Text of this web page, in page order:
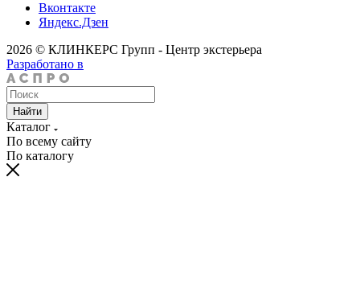
Вконтакте
Яндекс.Дзен
2026 © КЛИНКЕРС Групп - Центр экстерьера
Разработано в
Найти
Каталог
По всему сайту
По каталогу